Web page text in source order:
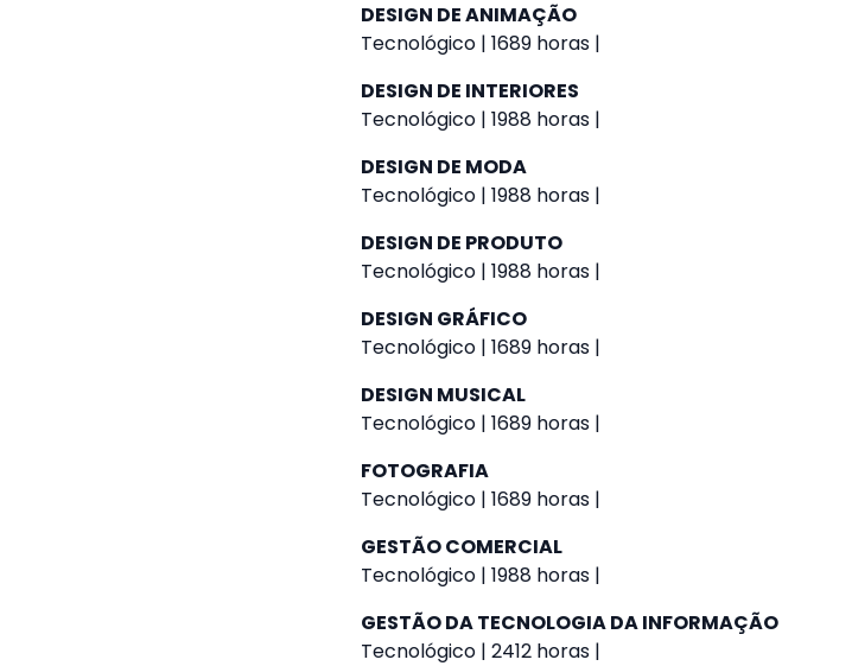
DESIGN DE ANIMAÇÃO
Tecnológico | 1689 horas |
DESIGN DE INTERIORES
Tecnológico | 1988 horas |
DESIGN DE MODA
Tecnológico | 1988 horas |
DESIGN DE PRODUTO
Tecnológico | 1988 horas |
DESIGN GRÁFICO
Tecnológico | 1689 horas |
DESIGN MUSICAL
Tecnológico | 1689 horas |
FOTOGRAFIA
Tecnológico | 1689 horas |
GESTÃO COMERCIAL
Tecnológico | 1988 horas |
GESTÃO DA TECNOLOGIA DA INFORMAÇÃO
Tecnológico | 2412 horas |